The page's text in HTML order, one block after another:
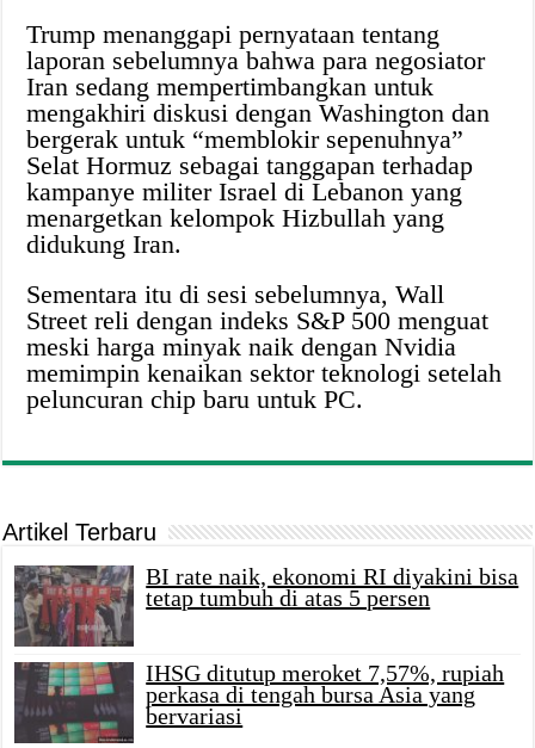
Trump menanggapi pernyataan tentang
laporan sebelumnya bahwa para negosiator
Iran sedang mempertimbangkan untuk
mengakhiri diskusi dengan Washington dan
bergerak untuk “memblokir sepenuhnya”
Selat Hormuz sebagai tanggapan terhadap
kampanye militer Israel di Lebanon yang
menargetkan kelompok Hizbullah yang
didukung Iran.
Sementara itu di sesi sebelumnya, Wall
Street reli dengan indeks S&P 500 menguat
meski harga minyak naik dengan Nvidia
memimpin kenaikan sektor teknologi setelah
peluncuran chip baru untuk PC.
Artikel Terbaru
BI rate naik, ekonomi RI diyakini bisa
tetap tumbuh di atas 5 persen
IHSG ditutup meroket 7,57%, rupiah
perkasa di tengah bursa Asia yang
bervariasi